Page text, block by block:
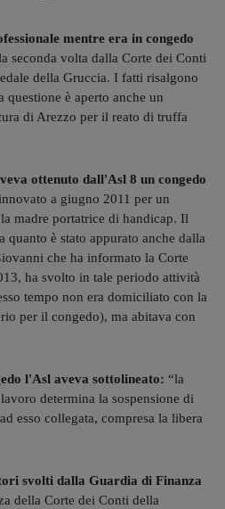
mentre era in congedo
seconda volta dalla Corte dei Conti
della Gruccia. I fatti risalgono
è aperto anche un
di Arezzo per il reato di truffa
ottenuto dall'Asl 8 un congedo
a giugno 2011 per un
madre portatrice di handicap. Il
quanto è stato appurato anche dalla
che ha informato la Corte
ha svolto in tale periodo attività
tempo non era domiciliato con la
per il congedo), ma abitava con
l'Asl aveva sottolineato: “la
determina la sospensione di
esso collegata, compresa la libera
svolti dalla Guardia di Finanza
della Corte dei Conti della